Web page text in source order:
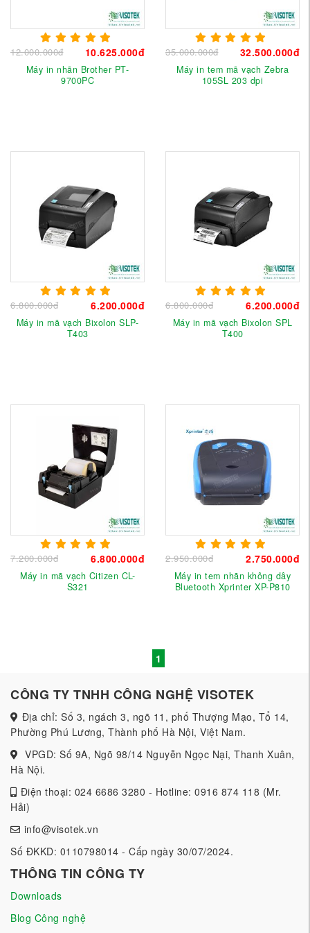
12.000.000đ 10.625.000đ
Máy in nhãn Brother PT-
9700PC
35.000.000đ 32.500.000đ
Máy in tem mã vạch Zebra
105SL 203 dpi
6.800.000đ 6.200.000đ
Máy in mã vạch Bixolon SLP-
T403
6.800.000đ 6.200.000đ
Máy in mã vạch Bixolon SPL
T400
7.200.000đ 6.800.000đ
Máy in mã vạch Citizen CL-
S321
2.950.000đ 2.750.000đ
Máy in tem nhãn không dây
Bluetooth Xprinter XP-P810
1
CÔNG TY TNHH CÔNG NGHỆ VISOTEK
Địa chỉ: Số 3, ngách 3, ngõ 11, phố Thượng Mạo, Tổ 14,
Phường Phú Lương, Thành phố Hà Nội, Việt Nam.
VPGD: Số 9A, Ngõ 98/14 Nguyễn Ngọc Nại, Thanh Xuân,
Hà Nội.
Điện thoại: 024 6686 3280 - Hotline: 0916 874 118 (Mr.
Hải)
info@visotek.vn
Số ĐKKD: 0110798014 - Cấp ngày 30/07/2024.
THÔNG TIN CÔNG TY
Downloads
Blog Công nghệ